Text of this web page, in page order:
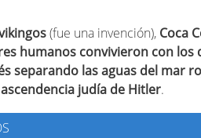
(fue una invención), Coca
humanos convivieron con
separando las aguas del mar
judía de Hitler.